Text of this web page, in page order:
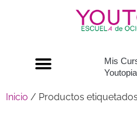
Mis
Youtopia
Inicio / Productos etiquetados